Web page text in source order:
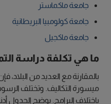
جامعة ماكماستر
جامعة كولومبيا البريطانية
جامعة ماكجيل
ما هي تكلفة دراسة
بالمقارنة مع العديد من البلاد،
ميسورة التكاليف. وتختلف
باختلاف البرامج. يوضح الجدول